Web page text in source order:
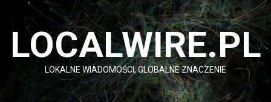
Przejdź
LOCALWIRE.PL
LOKALNE WIADOMOŚCI, GLOBALNE ZNACZENIE